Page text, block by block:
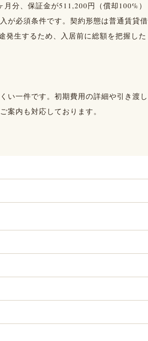
分、保証金が511,200円（償却100%）
が必須条件です。契約形態は普通賃貸借
発生するため、入居前に総額を把握した
い一件です。初期費用の詳細や引き渡し
案内も対応しております。